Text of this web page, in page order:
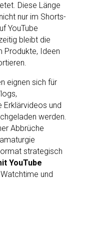
Diese Länge
nur im Shorts-
YouTube
bleibt die
Produkte, Ideen
eignen sich für
und
werden.
Abbrüche
strategisch
YouTube
und